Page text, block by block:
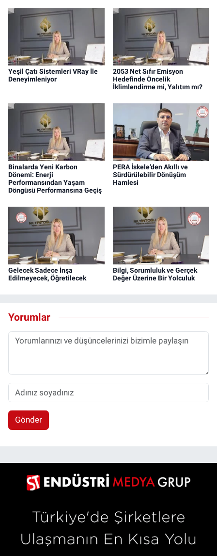
Yeşil Çatı Sistemleri VRay İle
Deneyimleniyor
2053 Net Sıfır Emisyon
Hedefinde Öncelik
İklimlendirme mi, Yalıtım mı?
Binalarda Yeni Karbon
Dönemi: Enerji
Performansından Yaşam
Döngüsü Performansına Geçiş
PERA İskele’den Akıllı ve
Sürdürülebilir Dönüşüm
Hamlesi
Gelecek Sadece İnşa
Edilmeyecek, Öğretilecek
Bilgi, Sorumluluk ve Gerçek
Değer Üzerine Bir Yolculuk
Yorumlar
Gönder